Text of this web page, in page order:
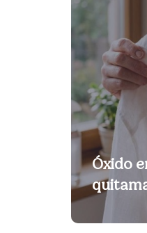
Óxido